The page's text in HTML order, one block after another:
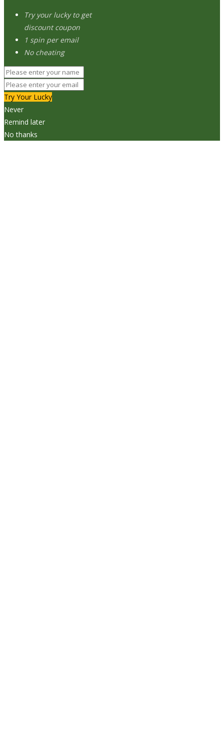
Try your lucky to get
discount coupon
1 spin per email
No cheating
Try Your Lucky
Never
Remind later
No thanks